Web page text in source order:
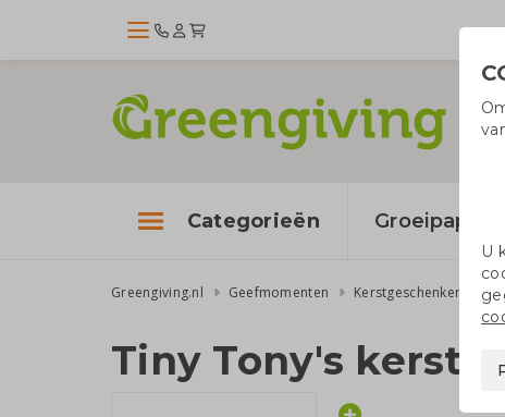
Categorieën Groeipapier
Greengiving.nl Geefmomenten Kerstgeschenken
Tiny Tony's
U